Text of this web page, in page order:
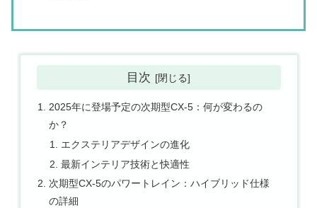
目次
2025年に登場予定の次期型CX-5：何が変わるの
か？
エクステリアデザインの進化
最新インテリア技術と快適性
次期型CX-5のパワートレイン：ハイブリッド仕様
の詳細